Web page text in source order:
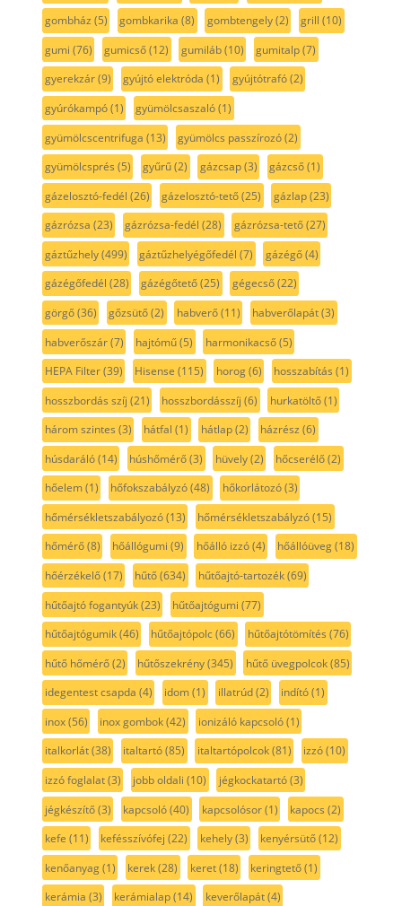
gombház (5) gombkarika (8) gombtengely(2) grill (10)
gumi (76) gumicső(12) gumiláb(10) gumitalp(7)
gyerekzár(9) gyújtó elektróda (1) gyújtótrafó(2)
gyúrókampó(1) gyümölcsaszaló(1)
gyümölcscentrifuga (13) gyümölcs passzírozó(2)
gyümölcsprés (5) gyűrű(2) gázcsap(3) gázcső(1)
gázelosztó-fedél (26) gázelosztó-tető(25) gázlap(23)
gázrózsa (23) gázrózsa-fedél (28) gázrózsa-tető(27)
gáztűzhely(499) gáztűzhelyégőfedél (7) gázégő(4)
gázégőfedél (28) gázégőtető(25) gégecső(22)
görgő(36) gőzsütő(2) habverő(11) habverőlapát(3)
habverőszár(7) hajtómű(5) harmonikacső(5)
HEPA Filter(39) Hisense (115) horog(6) hosszabítás (1)
hosszbordás szíj (21) hosszbordásszíj (6) hurkatöltő(1)
három szintes (3) hátfal (1) hátlap(2) házrész (6)
húsdaráló(14) húshőmérő(3) hüvely(2) hőcserélő(2)
hőelem(1) hőfokszabályzó(48) hőkorlátozó(3)
hőmérsékletszabályozó(13) hőmérsékletszabályzó(15)
hőmérő(8) hőállógumi (9) hőálló izzó(4) hőállóüveg(18)
hőérzékelő(17) hűtő(634) hűtőajtó-tartozék(69)
hűtőajtó fogantyúk(23) hűtőajtógumi (77)
hűtőajtógumik(46) hűtőajtópolc(66) hűtőajtótömítés (76)
hűtő hőmérő(2) hűtőszekrény(345) hűtő üvegpolcok(85)
idegentest csapda (4) idom(1) illatrúd(2) indító(1)
inox(56) inox gombok(42) ionizáló kapcsoló(1)
italkorlát(38) italtartó(85) italtartópolcok(81) izzó(10)
izzó foglalat(3) jobb oldali (10) jégkockatartó(3)
jégkészítő(3) kapcsoló(40) kapcsolósor(1) kapocs (2)
kefe (11) kefésszívófej (22) kehely(3) kenyérsütő(12)
kenőanyag(1) kerek(28) keret(18) keringtető(1)
kerámia (3) kerámialap(14) keverőlapát(4)